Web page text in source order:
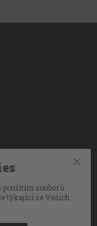
použitím souborů
týkající se Vašich